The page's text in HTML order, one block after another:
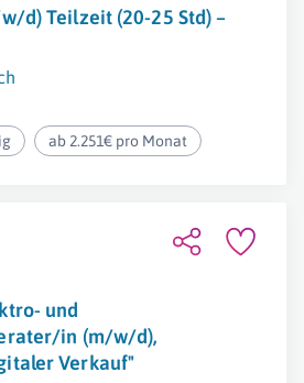
d) Teilzeit (20-25 Std) –
ab 2.251€ pro Monat
und
in (m/w/d),
Verkauf"